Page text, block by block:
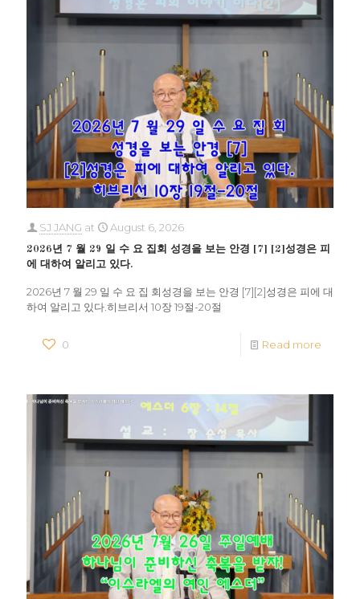
SJ JANG at August 6, 2026
2026년 7 월 29 일 수 요 집회 성경을 보는 안경 [7] [2]성경은 피
에 대하여 알리고 있다.
2026년 7 월 29 일 수 요 집 회성경을 보는 안경 [7][2]성경은 피에 대
하여 알리고 있다.히브리서 10장 19절-20절
0 Read more